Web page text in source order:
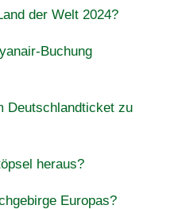
der Welt 2024?
Buchung
Deutschlandticket zu
heraus?
Europas?